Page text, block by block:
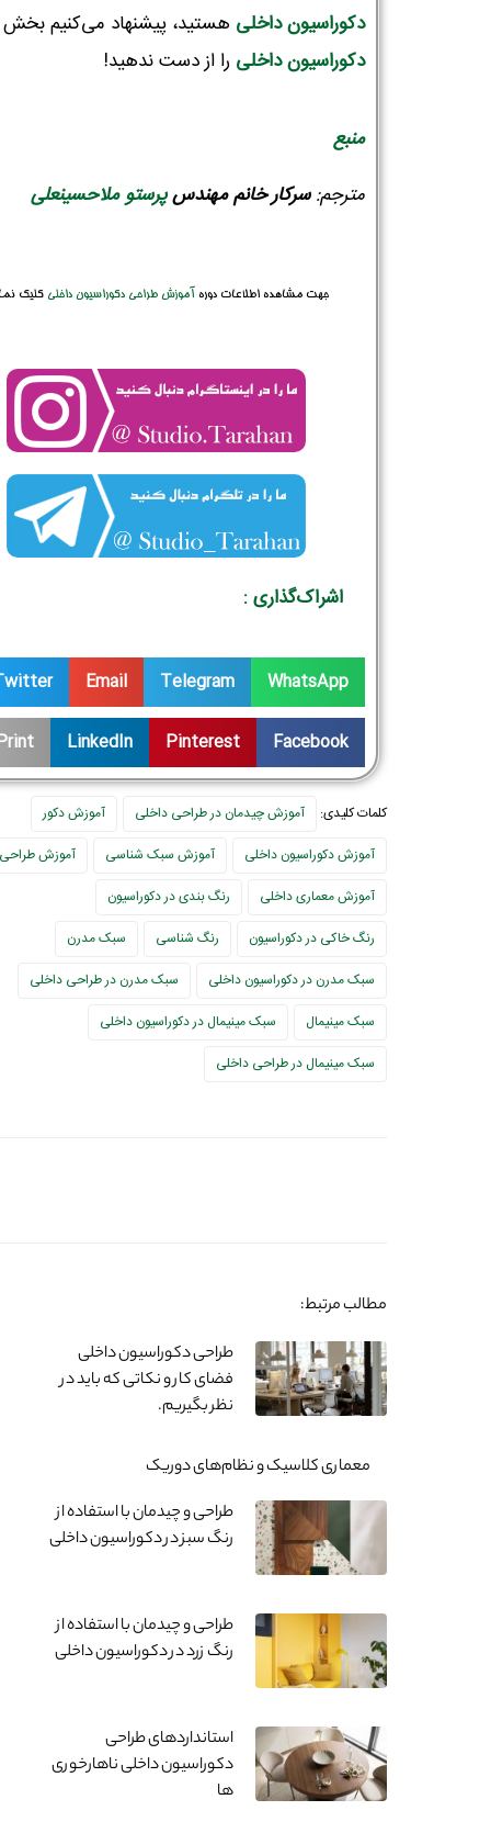
دکوراسیون‌ داخلی هستید، پیشنهاد می‌کنیم
دکوراسیون داخلی را از دست ندهید!
منبع
مترجم:سرکارخانممهندسپرستو ملاحسینعلی
جهت مشاهده اطلاعات دوره آموزش طراحی دکوراسیون داخلی کلیک
اشراک‌گذاری :
WhatsApp
Telegram
Email
Facebook
Pinterest
LinkedIn
کلمات کلیدی: آموزش چیدمان در طراحی داخلی
آموزش دکور
آموزش دکوراسیون داخلی
آموزش سبک شناسی
آموزش
آموزش معماری داخلی
رنگ بندی در دکوراسیون
رنگ خاکی در دکوراسیون
رنگ شناسی
سبک مدرن
سبک مدرن در دکوراسیون داخلی
سبک مدرن در طراحی داخلی
سبک مینیمال
سبک مینیمال در دکوراسیون داخلی
سبک مینیمال در طراحی داخلی
مطالب مرتبط:
طراحی دکوراسیون داخلی
فضای کار و نکاتی که باید در
نظر بگیریم.
معماری کلاسیک و نظام‌های دوریک
طراحی و چیدمان با استفاده از
رنگ سبز در دکوراسیون داخلی
طراحی و چیدمان با استفاده از
رنگ زرد در دکوراسیون داخلی
استانداردهای طراحی
دکوراسیون داخلی ناهارخوری
ها